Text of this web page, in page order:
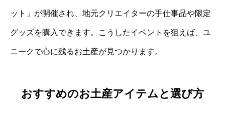
ット」が開催され、地元クリエイターの手仕事品や限定
グッズを購入できます。こうしたイベントを狙えば、ユ
ニークで心に残るお土産が見つかります。
おすすめのお土産アイテムと選び方